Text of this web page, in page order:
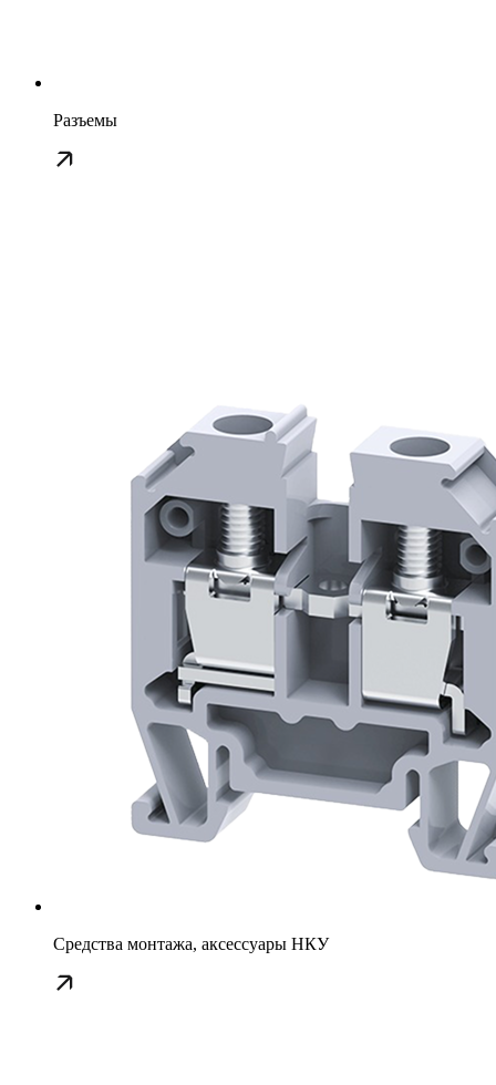
Разъемы
Средства монтажа, аксессуары НКУ